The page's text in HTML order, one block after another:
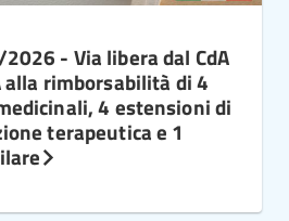
- Via libera dal CdA
alla rimborsabilità di 4
4 estensioni di
terapeutica e 1